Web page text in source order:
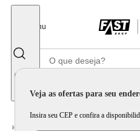
Menu
Veja as ofertas para seu
Insira seu CEP e confira a
Home